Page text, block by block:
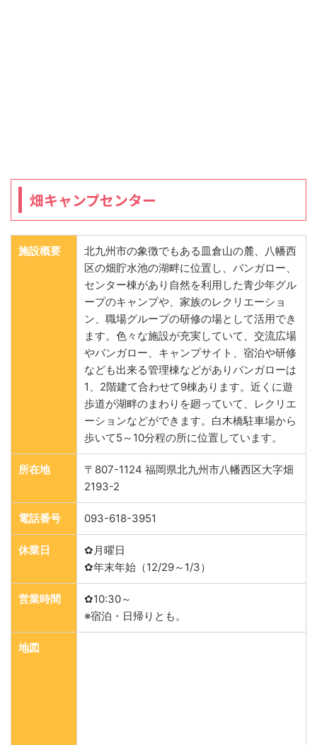
畑キャンプセンター
施設概要
北九州市の象徴でもある皿倉山の麓、八幡西
区の畑貯水池の湖畔に位置し、バンガロー、
センター棟があり自然を利用した青少年グル
ープのキャンプや、家族のレクリエーショ
ン、職場グループの研修の場として活用でき
ます。色々な施設が充実していて、交流広場
やバンガロー、キャンプサイト、宿泊や研修
なども出来る管理棟などがありバンガローは
1、2階建て合わせて9棟あります。近くに遊
歩道が湖畔のまわりを廻っていて、レクリエ
ーションなどができます。白木橋駐車場から
歩いて5～10分程の所に位置しています。
所在地
〒807-1124 福岡県北九州市八幡西区大字畑
2193-2
電話番号 093-618-3951
休業日
✿月曜日
✿年末年始（12/29～1/3）
営業時間
✿10:30～
※宿泊・日帰りとも。
地図